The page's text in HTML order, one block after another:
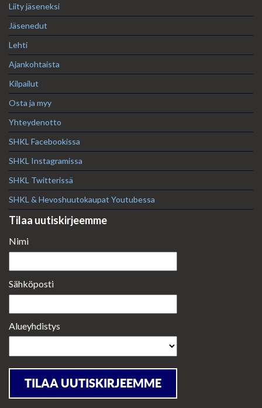
Liity jäseneksi
Jäsenedut
Lehti
Ajankohtaista
Kilpailut
Osta ja myy
Yhteydenotto
SHKL Facebookissa
SHKL Instagramissa
SHKL Twitterissä
SHKL & Hevoshuutokaupat Youtubessa
Tilaa uutiskirjeemme
Nimi
Sähköposti
Alueyhdistys
TILAA UUTISKIRJEEMME